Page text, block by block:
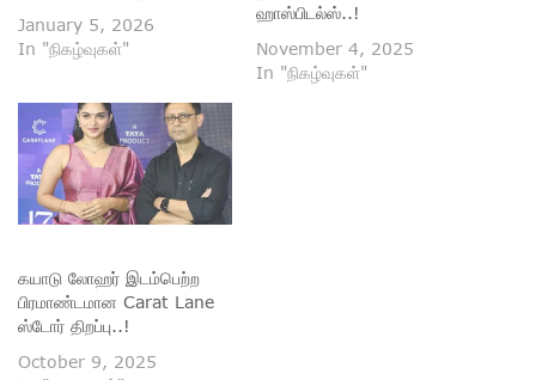
January 5, 2026
In "நிகழ்வுகள்"
ஹாஸ்பிடல்ஸ்..!
November 4, 2025
In "நிகழ்வுகள்"
கயாடு லோஹர் இடம்பெற்ற
பிரமாண்டமான Carat Lane
ஸ்டோர் திறப்பு..!
October 9, 2025